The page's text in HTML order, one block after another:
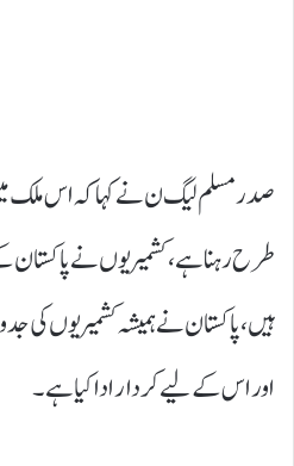
صدر مسلم لیگ ن نے کہا کہ اس ملک
طرح رہنا ہے، کشمیریوں نے پاکستان
ہیں، پاکستان نے ہمیشہ کشمیریوں کی
اور اس کے لیے کردار ادا کیا ہے۔